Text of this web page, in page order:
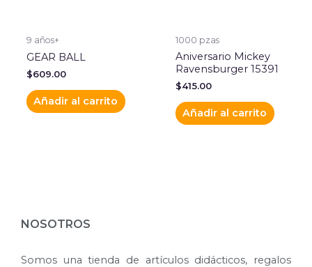
9 años+
GEAR BALL
$609.00
Añadir al carrito
1000 pzas
Aniversario Mickey
Ravensburger 15391
$415.00
Añadir al carrito
NOSOTROS
Somos una tienda de artículos didácticos, regalos